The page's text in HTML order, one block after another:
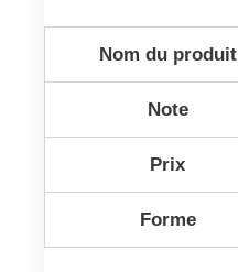
Nom du produit
Note
Prix
Forme